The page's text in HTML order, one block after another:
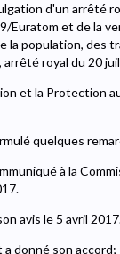
d'un arrêté
Euratom et de la
la population, des
royal du 20
et la Protection
quelques
à la
avis le 5 avril
donné son accord;